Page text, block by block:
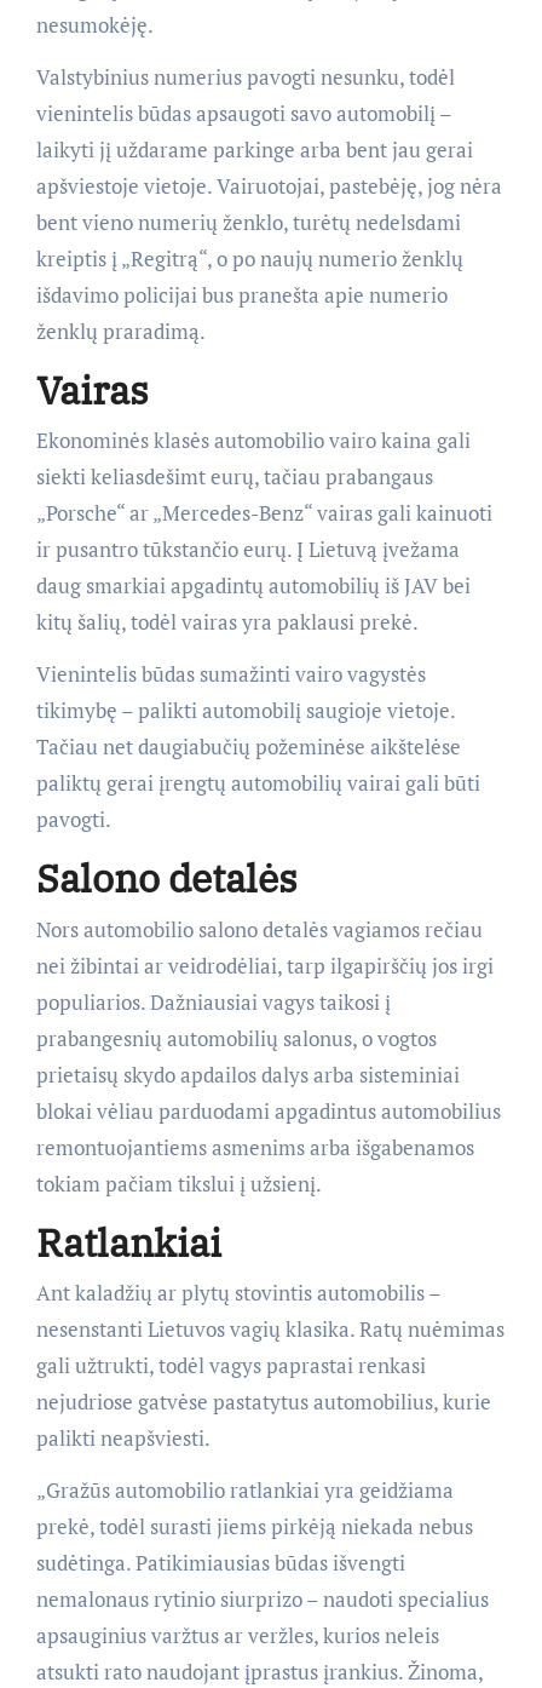
nesumokėję.
Valstybinius numerius pavogti nesunku, todėl
vienintelis būdas apsaugoti savo automobilį –
laikyti jį uždarame parkinge arba bent jau gerai
apšviestoje vietoje. Vairuotojai, pastebėję, jog nėra
bent vieno numerių ženklo, turėtų nedelsdami
kreiptis į „Regitrą“, o po naujų numerio ženklų
išdavimo policijai bus pranešta apie numerio
ženklų praradimą.
Vairas
Ekonominės klasės automobilio vairo kaina gali
siekti keliasdešimt eurų, tačiau prabangaus
„Porsche“ ar „Mercedes-Benz“ vairas gali kainuoti
ir pusantro tūkstančio eurų. Į Lietuvą įvežama
daug smarkiai apgadintų automobilių iš JAV bei
kitų šalių, todėl vairas yra paklausi prekė.
Vienintelis būdas sumažinti vairo vagystės
tikimybę – palikti automobilį saugioje vietoje.
Tačiau net daugiabučių požeminėse aikštelėse
paliktų gerai įrengtų automobilių vairai gali būti
pavogti.
Salono detalės
Nors automobilio salono detalės vagiamos rečiau
nei žibintai ar veidrodėliai, tarp ilgapirščių jos irgi
populiarios. Dažniausiai vagys taikosi į
prabangesnių automobilių salonus, o vogtos
prietaisų skydo apdailos dalys arba sisteminiai
blokai vėliau parduodami apgadintus automobilius
remontuojantiems asmenims arba išgabenamos
tokiam pačiam tikslui į užsienį.
Ratlankiai
Ant kaladžių ar plytų stovintis automobilis –
nesenstanti Lietuvos vagių klasika. Ratų nuėmimas
gali užtrukti, todėl vagys paprastai renkasi
nejudriose gatvėse pastatytus automobilius, kurie
palikti neapšviesti.
„Gražūs automobilio ratlankiai yra geidžiama
prekė, todėl surasti jiems pirkėją niekada nebus
sudėtinga. Patikimiausias būdas išvengti
nemalonaus rytinio siurprizo – naudoti specialius
apsauginius varžtus ar veržles, kurios neleis
atsukti rato naudojant įprastus įrankius. Žinoma,